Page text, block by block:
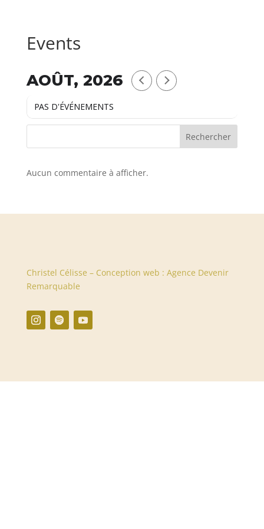
Events
AOÛT, 2026
PAS D'ÉVÉNEMENTS
Rechercher
Aucun commentaire à afficher.
Christel Célisse – Conception web : Agence Devenir
Remarquable